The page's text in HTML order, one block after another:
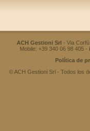
ACH Gestioni Srl - Via
Mobile: +39 340 06 98 405 -
Política de
© ACH Gestioni Srl - Todos los